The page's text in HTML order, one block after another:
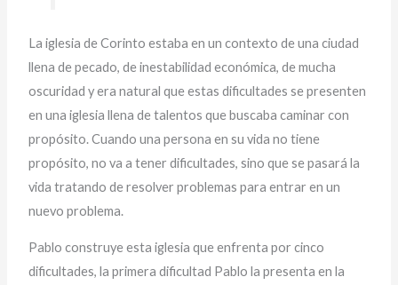
La iglesia de Corinto estaba en un contexto de una ciudad
llena de pecado, de inestabilidad económica, de mucha
oscuridad y era natural que estas dificultades se presenten
en una iglesia llena de talentos que buscaba caminar con
propósito. Cuando una persona en su vida no tiene
propósito, no va a tener dificultades, sino que se pasará la
vida tratando de resolver problemas para entrar en un
nuevo problema.
Pablo construye esta iglesia que enfrenta por cinco
dificultades, la primera dificultad Pablo la presenta en la